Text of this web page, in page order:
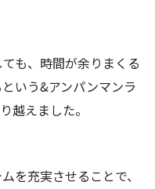
も、時間が余りまくる
いう&アンパンマンラ
越えました。
を充実させることで、